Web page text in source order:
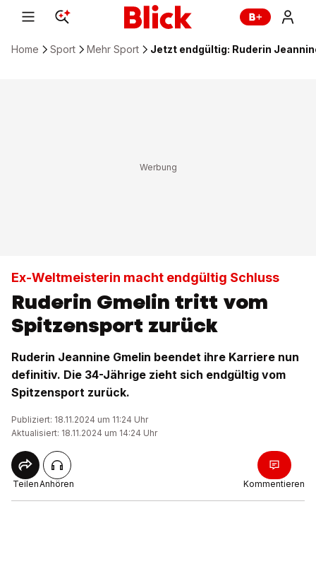
Home Sport Mehr Sport Jetzt endgültig: Ruderin
Ex-Weltmeisterin macht endgültig Schluss
Ruderin Gmelin tritt vom
Spitzensport zurück
Ruderin Jeannine Gmelin beendet ihre Karriere nun
definitiv. Die 34-Jährige zieht sich endgültig vom
Spitzensport zurück.
Publiziert: 18.11.2024 um 11:24 Uhr
Aktualisiert: 18.11.2024 um 14:24 Uhr
TeilenAnhören Kommentieren